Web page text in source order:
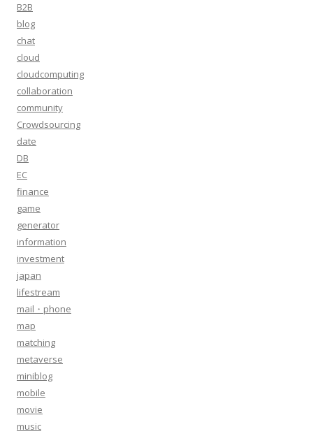
B2B
blog
chat
cloud
cloudcomputing
collaboration
community
Crowdsourcing
date
DB
EC
finance
game
generator
information
investment
japan
lifestream
mail・phone
map
matching
metaverse
miniblog
mobile
movie
music